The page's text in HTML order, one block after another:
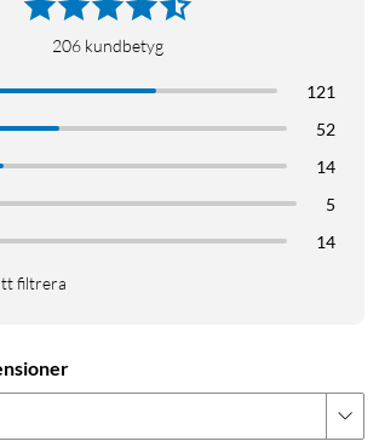
206 kundbetyg
121
52
14
5
14
filtrera